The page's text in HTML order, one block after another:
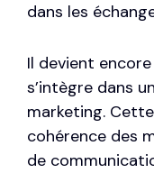
dans les
Il devient
s’intègre dans
marketing.
cohérence des
de